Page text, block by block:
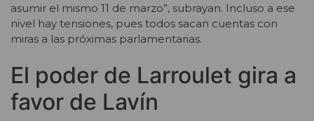
asumir el mismo 11 de marzo”, subrayan. Incluso a ese
nivel hay tensiones, pues todos sacan cuentas con
miras a las próximas parlamentarias.
El poder de Larroulet gira a
favor de Lavín